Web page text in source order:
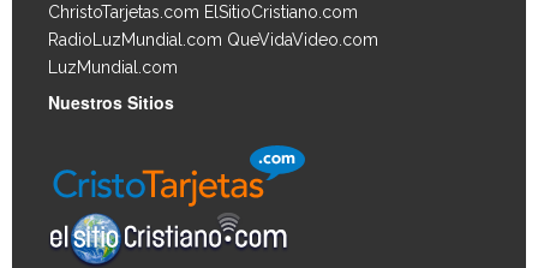
ChristoTarjetas.com ElSitioCristiano.com
RadioLuzMundial.com QueVidaVideo.com
LuzMundial.com
Nuestros Sitios